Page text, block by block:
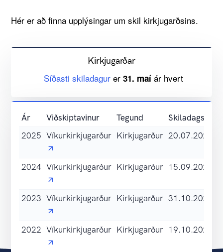
Hér er að finna upplýsingar um skil kirkjugarðsins.
Kirkjugarðar
Síðasti skiladagur er 31. maí ár hvert
Ár Viðskiptavinur Tegund Skiladags.
2025 Víkurkirkjugarður Kirkjugarður 20.07.2026
2024 Víkurkirkjugarður Kirkjugarður 15.09.2025
2023 Víkurkirkjugarður Kirkjugarður 31.10.2024
2022 Víkurkirkjugarður Kirkjugarður 19.10.2023